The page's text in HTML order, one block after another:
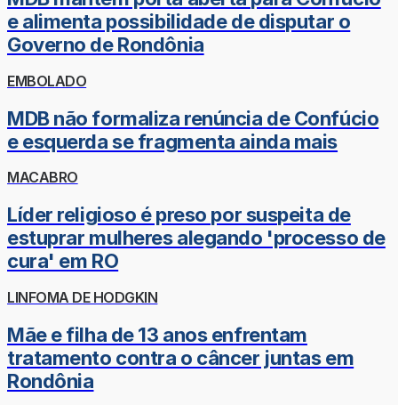
e alimenta possibilidade de disputar o
Governo de Rondônia
EMBOLADO
MDB não formaliza renúncia de Confúcio
e esquerda se fragmenta ainda mais
MACABRO
Líder religioso é preso por suspeita de
estuprar mulheres alegando 'processo de
cura' em RO
LINFOMA DE HODGKIN
Mãe e filha de 13 anos enfrentam
tratamento contra o câncer juntas em
Rondônia